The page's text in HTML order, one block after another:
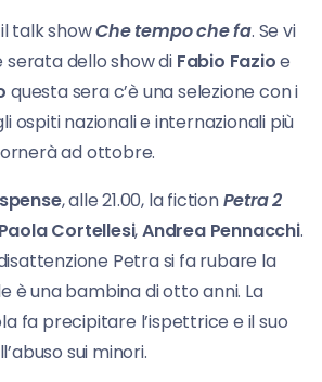
il talk showChe tempo che fa. Se vi
dello show di Fabio Fazioe
questa sera c’è una selezione con i
ospiti nazionali e internazionali più
ad ottobre.
, alle 21.00, la fictionPetra 2
Paola Cortellesi,Andrea Pennacchi.
Petra si fa rubare la
è una bambina di otto anni. La
fa precipitare l’ispettrice e il suo
sui minori.